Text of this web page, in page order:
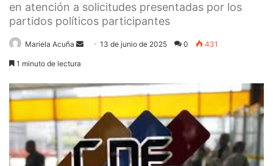
en atención a solicitudes presentadas por los
partidos políticos participantes
Mariela Acuña
Send13 de junio de 2025 0 431
1 minuto de lectura